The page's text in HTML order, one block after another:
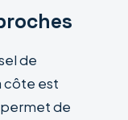
de
côte est
permet de